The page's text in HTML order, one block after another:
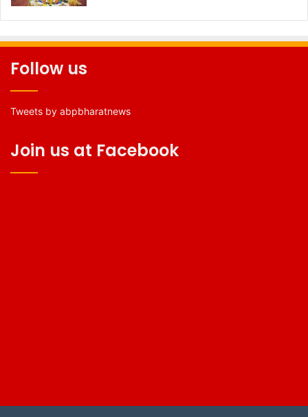
Follow us
Tweets by abpbharatnews
Join us at Facebook